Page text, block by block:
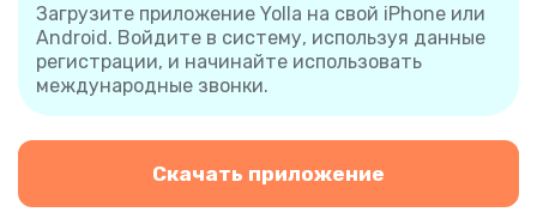
Загрузите приложение Yolla на свой iPhone или
Android. Войдите в систему, используя данные
регистрации, и начинайте использовать
международные звонки.
Скачать приложение